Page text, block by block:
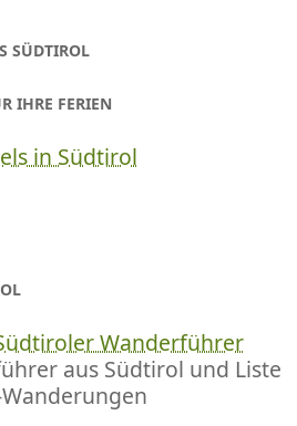
SÜDTIROL
IHRE FERIEN
in Südtirol
Wanderführer
aus Südtirol und Liste